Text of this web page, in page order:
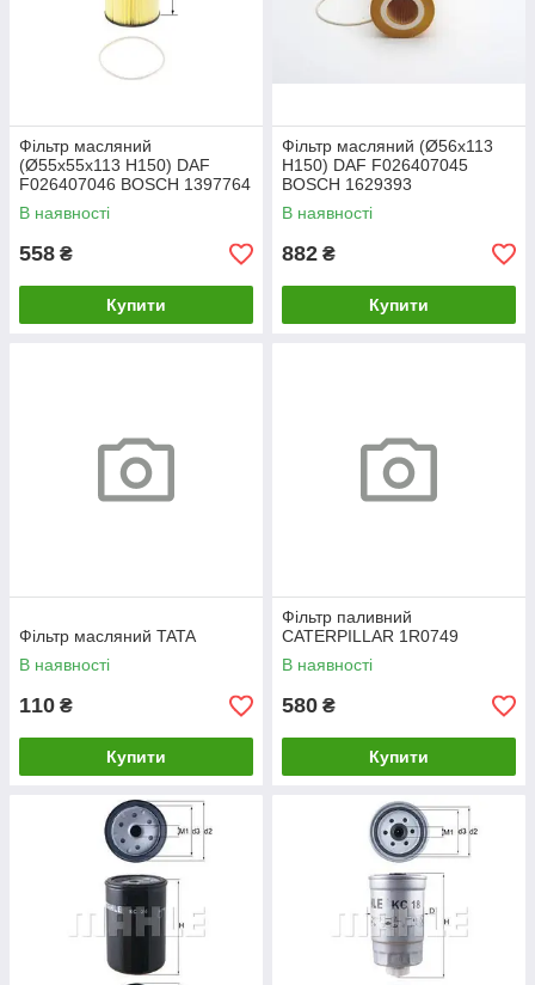
Фільтр масляний
(Ø55x55x113 H150) DAF
F026407046 BOSCH 1397764
В наявності
558 ₴
Купити
Фільтр масляний (Ø56x113
H150) DAF F026407045
BOSCH 1629393
В наявності
882 ₴
Купити
Фільтр масляний TATA
В наявності
110 ₴
Купити
Фільтр паливний
CATERPILLAR 1R0749
В наявності
580 ₴
Купити